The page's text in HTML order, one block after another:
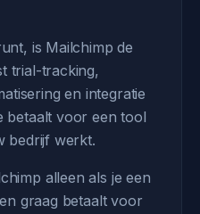
is Mailchimp de
trial-tracking,
en integratie
betaalt voor een tool
bedrijf werkt.
alleen als je een
graag betaalt voor